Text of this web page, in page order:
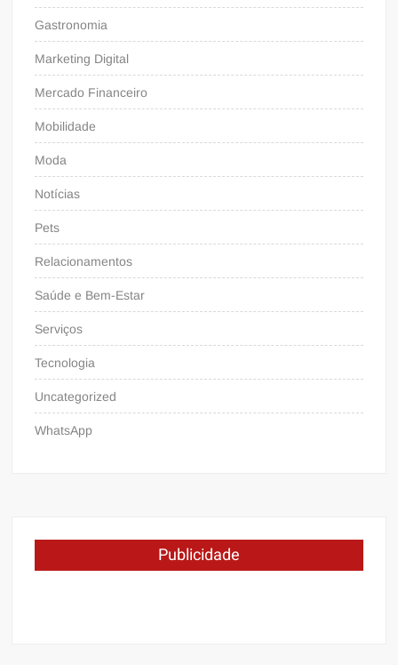
Gastronomia
Marketing Digital
Mercado Financeiro
Mobilidade
Moda
Notícias
Pets
Relacionamentos
Saúde e Bem-Estar
Serviços
Tecnologia
Uncategorized
WhatsApp
Publicidade